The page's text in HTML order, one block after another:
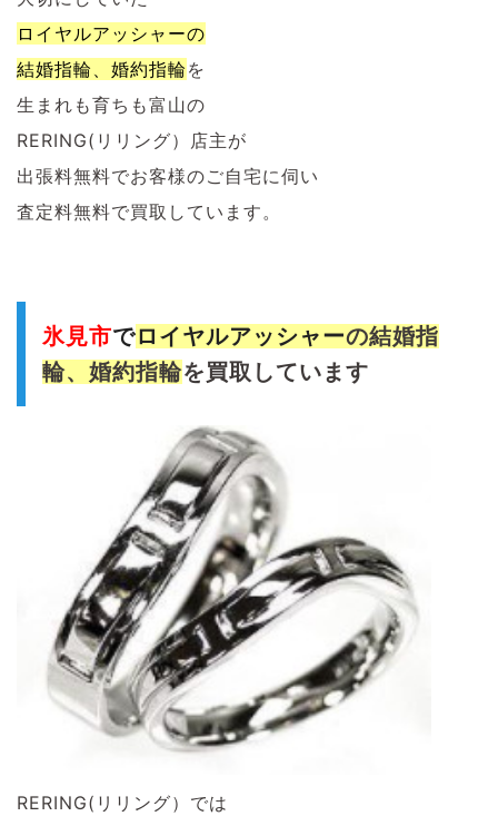
ロイヤルアッシャーの
結婚指輪、婚約指輪を
生まれも育ちも富山の
RERING(リリング）店主が
出張料無料でお客様のご自宅に伺い
査定料無料で買取しています。
氷見市でロイヤルアッシャーの結婚指
輪、婚約指輪を買取しています
RERING(リリング）では